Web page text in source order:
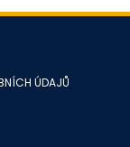
ÚDAJŮ